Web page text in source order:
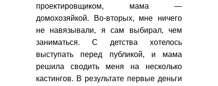
проектировщиком, мама —
домохозяйкой. Во-вторых, мне ничего
не навязывали, я сам выбирал, чем
заниматься. С детства хотелось
выступать перед публикой, и мама
решила сводить меня на несколько
кастингов. В результате первые деньги